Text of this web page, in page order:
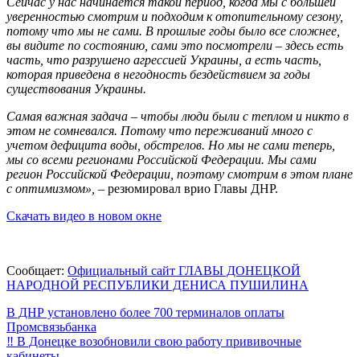
уверенностью смотрим и подходим к отопительному сезону,
потому что мы не сами. В прошлые годы было все сложнее,
вы видите по состоянию, сами это посмотрели – здесь есть
часть, что разрушено агрессией Украины, а есть часть,
которая приведена в негодность бездействием за годы
существования Украины.
Самая важная задача – чтобы люди были с теплом и никто в
этом не сомневался. Потому что переживаний много с
учетом дефицита воды, обстрелов. Но мы не сами теперь,
мы со всеми регионами Российской Федерации. Мы сами
регион Российской Федерации, поэтому смотрим в этом плане
с оптимизмом», – резюмировал врио Главы ДНР.
Скачать видео в новом окне
Сообщает: Официальный сайт ГЛАВЫ ДОНЕЦКОЙ
НАРОДНОЙ РЕСПУБЛИКИ ДЕНИСА ПУШИЛИНА
Навигация
по
В ДНР установлено более 700 терминалов оплаты
Промсвязьбанка
‼️ В Донецке возобновили свою работу прививочные